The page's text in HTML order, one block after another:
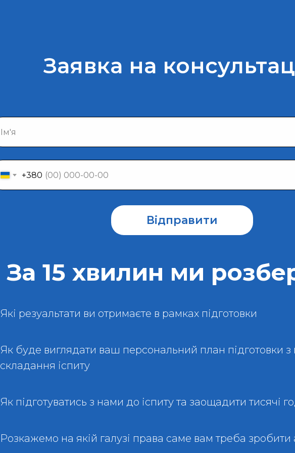
Заявка на
+380
Відправити
За 15 хвилин ми
Які резуальтати ви отримаєте в рамках підготовки
Як буде виглядати ваш персональний план підготовки з
складання іспиту
Як підготуватись з нами до іспиту та заощадити тисячі
Розкажемо на якій галузі права саме вам треба зробити